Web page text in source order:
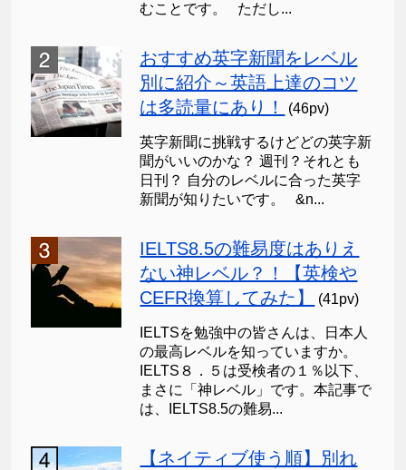
むことです。 ただし...
おすすめ英字新聞をレベル
別に紹介～英語上達のコツ
は多読量にあり！
(46pv)
英字新聞に挑戦するけどどの英字新
聞がいいのかな？ 週刊？それとも
日刊？ 自分のレベルに合った英字
新聞が知りたいです。 &n...
IELTS8.5の難易度はありえ
ない神レベル？！【英検や
CEFR換算してみた】
(41pv)
IELTSを勉強中の皆さんは、日本人
の最高レベルを知っていますか。
IELTS８．５は受検者の１％以下、
まさに「神レベル」です。本記事で
は、IELTS8.5の難易...
【ネイティブ使う順】別れ